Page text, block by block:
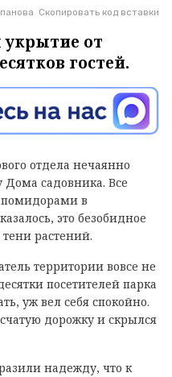
Скопировать код вставки
от
гостей.
отдела нечаянно
садовника. Все
помидорами в
это безобидное
растений.
территории вовсе не
посетителей парка
уж вел себя спокойно.
дорожку и скрылся
надежду, что к